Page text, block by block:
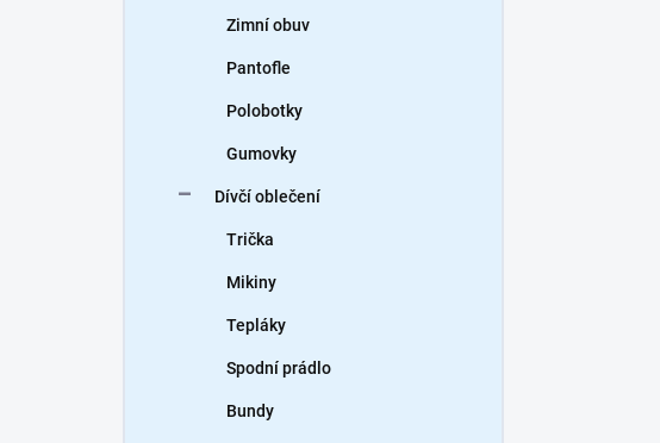
Zimní obuv
Pantofle
Polobotky
Gumovky
Dívčí oblečení
Trička
Mikiny
Tepláky
Spodní prádlo
Bundy